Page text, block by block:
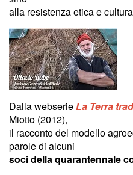
alla resistenza etica e
Dalla webserieLa Terra
Miotto (2012),
il racconto del modello
parole di alcuni
soci della quarantennale